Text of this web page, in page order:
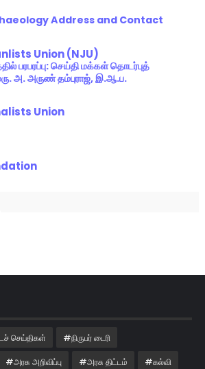
Address and Contact
Union (NJU)
பரபரப்பு: செய்தி மக்கள் தொடர்புத்
அ. அருண் தம்புராஜ், இ.ஆ.ப.
Union
செய்திகள் #நிருபர் டைரி
#அரசு அறிவிப்பு #அரசு திட்டம் #கல்வி